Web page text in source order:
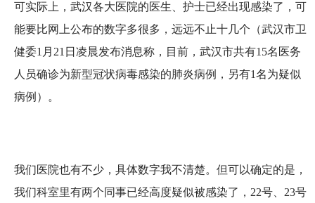
可实际上，武汉各大医院的医生、护士已经出现感染了，可
能要比网上公布的数字多很多，远远不止十几个（武汉市卫
健委1月21日凌晨发布消息称，目前，武汉市共有15名医务
人员确诊为新型冠状病毒感染的肺炎病例，另有1名为疑似
病例）。
我们医院也有不少，具体数字我不清楚。但可以确定的是，
我们科室里有两个同事已经高度疑似被感染了，22号、23号